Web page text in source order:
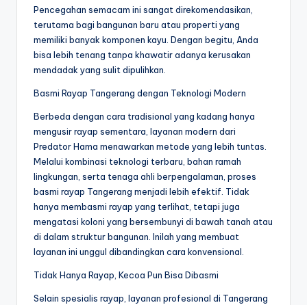
Pencegahan semacam ini sangat direkomendasikan,
terutama bagi bangunan baru atau properti yang
memiliki banyak komponen kayu. Dengan begitu, Anda
bisa lebih tenang tanpa khawatir adanya kerusakan
mendadak yang sulit dipulihkan.
Basmi Rayap Tangerang dengan Teknologi Modern
Berbeda dengan cara tradisional yang kadang hanya
mengusir rayap sementara, layanan modern dari
Predator Hama menawarkan metode yang lebih tuntas.
Melalui kombinasi teknologi terbaru, bahan ramah
lingkungan, serta tenaga ahli berpengalaman, proses
basmi rayap Tangerang menjadi lebih efektif. Tidak
hanya membasmi rayap yang terlihat, tetapi juga
mengatasi koloni yang bersembunyi di bawah tanah atau
di dalam struktur bangunan. Inilah yang membuat
layanan ini unggul dibandingkan cara konvensional.
Tidak Hanya Rayap, Kecoa Pun Bisa Dibasmi
Selain spesialis rayap, layanan profesional di Tangerang